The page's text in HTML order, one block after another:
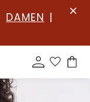
DAMEN |